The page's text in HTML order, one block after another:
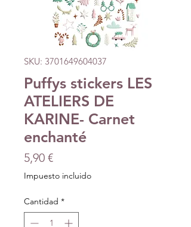
SKU: 3701649604037
Puffys stickers LES
ATELIERS DE
KARINE- Carnet
enchanté
5,90 €Precio
Impuesto incluido
Cantidad *